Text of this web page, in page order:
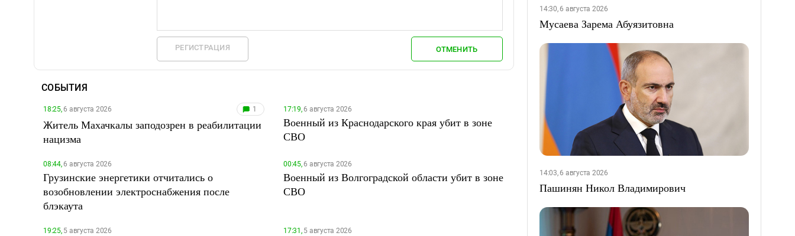
РЕГИСТРАЦИЯ ОТМЕНИТЬ
СОБЫТИЯ
18:25,6 августа 2026 1
Житель Махачкалы заподозрен в реабилитации
нацизма
17:19,6 августа 2026
Военный из Краснодарского края убит в зоне
СВО
08:44,6 августа 2026
Грузинские энергетики отчитались о
возобновлении электроснабжения после
блэкаута
00:45,6 августа 2026
Военный из Волгоградской области убит в зоне
СВО
19:25,5 августа 2026 17:31,5 августа 2026
14:30, 6 августа 2026
Мусаева Зарема Абуязитовна
14:03, 6 августа 2026
Пашинян Никол Владимирович